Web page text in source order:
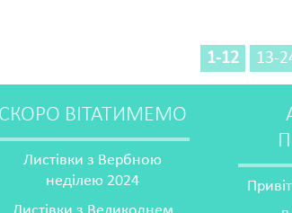
1-12 13-
СКОРО ВІТАТИМЕМО
Листівки з Вербною
неділею 2024